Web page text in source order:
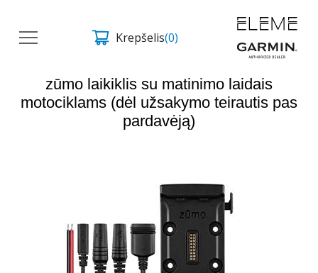
Krepšelis(0)
zūmo laikiklis su matinimo laidais
motociklams (dėl užsakymo teirautis pas
pardavėją)